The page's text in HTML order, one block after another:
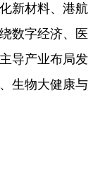
新材料、港航
数字经济、医
导产业布局发
生物大健康与